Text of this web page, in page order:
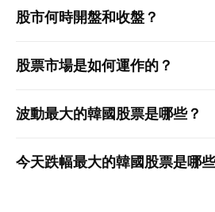
股市何時開盤和收盤？
股票市場是如何運作的？
波動最大的韓國股票是哪些？
今天跌幅最大的韓國股票是哪